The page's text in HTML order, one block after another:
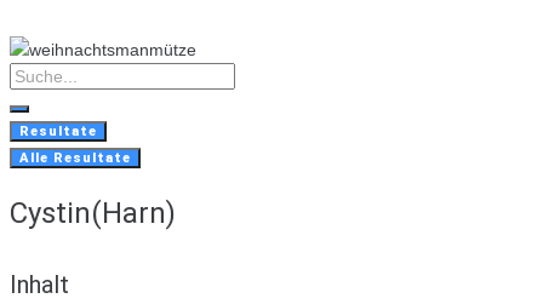
to
content
Search
...
Resultate
Alle Resultate
Cystin(Harn)
Inhalt